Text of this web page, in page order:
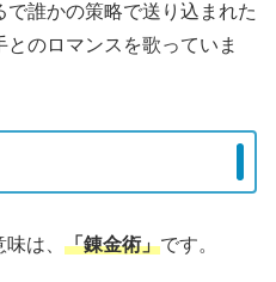
誰かの策略で送り込まれた
のロマンスを歌っていま
は、 「錬金術」です。